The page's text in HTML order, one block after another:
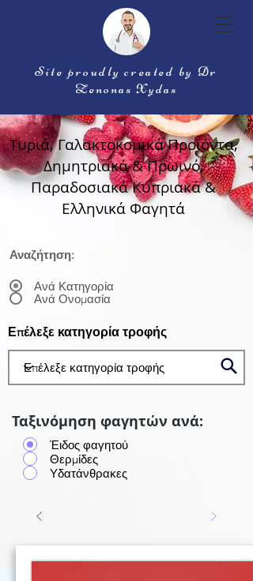
Site proudly created by Dr
Zenonas Xydas
Τυριά, Γαλακτοκομικά Προϊόντα,
Δημητριακά & Πρωινό,
Παραδοσιακά Κυπριακά &
Ελληνικά Φαγητά
Αναζήτηση:
Ανά Κατηγορία
Ανά Ονομασία
Επέλεξε κατηγορία τροφής
Ταξινόμηση φαγητών ανά:
Έιδος φαγητού
Θερμίδες
Υδατάνθρακες